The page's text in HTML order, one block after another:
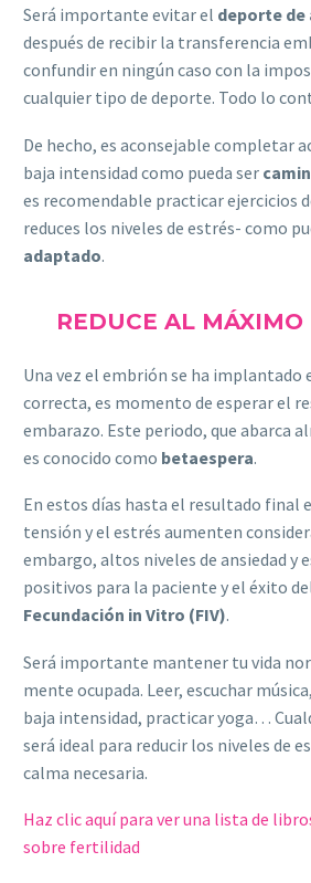
Será importante evitar el deporte
después de recibir la transferencia
confundir en ningún caso con la
cualquier tipo de deporte. Todo lo
De hecho, es aconsejable completar
baja intensidad como pueda ser
es recomendable practicar ejercicios
reduces los niveles de estrés- como
adaptado.
REDUCE AL MÁXIMO
Una vez el embrión se ha implantado
correcta, es momento de esperar el
embarazo. Este periodo, que abarca
es conocido como betaespera.
En estos días hasta el resultado final
tensión y el estrés aumenten
embargo, altos niveles de ansiedad y
positivos para la paciente y el éxito
Fecundación in Vitro (FIV).
Será importante mantener tu vida
mente ocupada. Leer, escuchar
baja intensidad, practicar yoga…
será ideal para reducir los niveles de
calma necesaria.
Haz clic aquí para ver una lista de
sobre fertilidad